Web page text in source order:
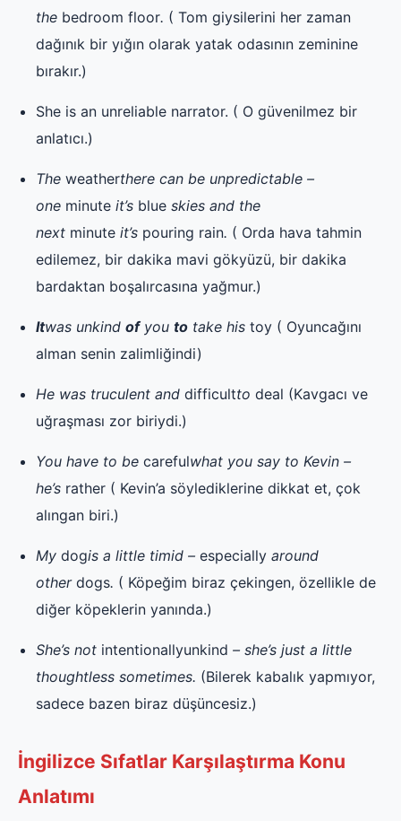
the bedroom floor. ( Tom giysilerini her zaman
dağınık bir yığın olarak yatak odasının zeminine
bırakır.)
She is an unreliable narrator. ( O güvenilmez bir
anlatıcı.)
The weatherthere can be unpredictable –
one minute it’s blue skies and the
next minute it’s pouring rain. ( Orda hava tahmin
edilemez, bir dakika mavi gökyüzü, bir dakika
bardaktan boşalırcasına yağmur.)
Itwas unkind ofyou to take his toy ( Oyuncağını
alman senin zalimliğindi)
He was truculent and difficultto deal (Kavgacı ve
uğraşması zor biriydi.)
You have to be carefulwhat you say to Kevin –
he’s rather ( Kevin’a söylediklerine dikkat et, çok
alıngan biri.)
My dogis a little timid – especially around
other dogs. ( Köpeğim biraz çekingen, özellikle de
diğer köpeklerin yanında.)
She’s not intentionallyunkind – she’s just a little
thoughtless sometimes. (Bilerek kabalık yapmıyor,
sadece bazen biraz düşüncesiz.)
İngilizce Sıfatlar Karşılaştırma Konu
Anlatımı